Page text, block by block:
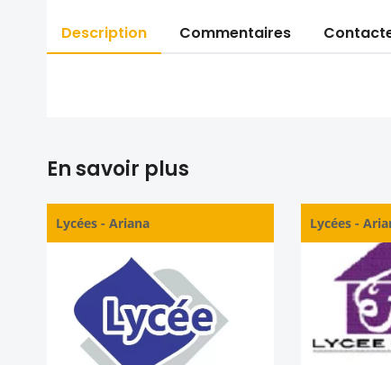
Description Commentaires
En savoir plus
Lycées - Ariana Lycées -